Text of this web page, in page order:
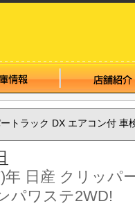
トラック DX エアコン付 車
年 日産 クリッパ
パワステ2WD!